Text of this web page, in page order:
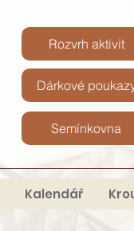
Semínkovna
Dárkové
Rozvrh aktivit
Kalendář